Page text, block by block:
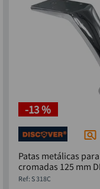
-13 %
Patas metálicas
: S 318C